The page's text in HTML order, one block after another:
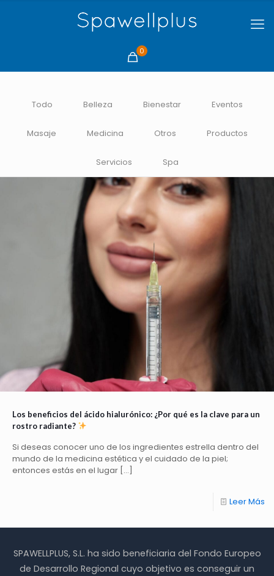
0
Todo Belleza Bienestar Eventos
Masaje Medicina Otros Productos
Servicios Spa
Los beneficios del ácido hialurónico: ¿Por qué es la clave para un
rostro radiante?
Si deseas conocer uno de los ingredientes estrella dentro del
mundo de la medicina estética y el cuidado de la piel;
entonces estás en el lugar […]
Leer Más
SPAWELLPLUS, S.L. ha sido beneficiaria del Fondo Europeo
de Desarrollo Regional cuyo objetivo es conseguir un